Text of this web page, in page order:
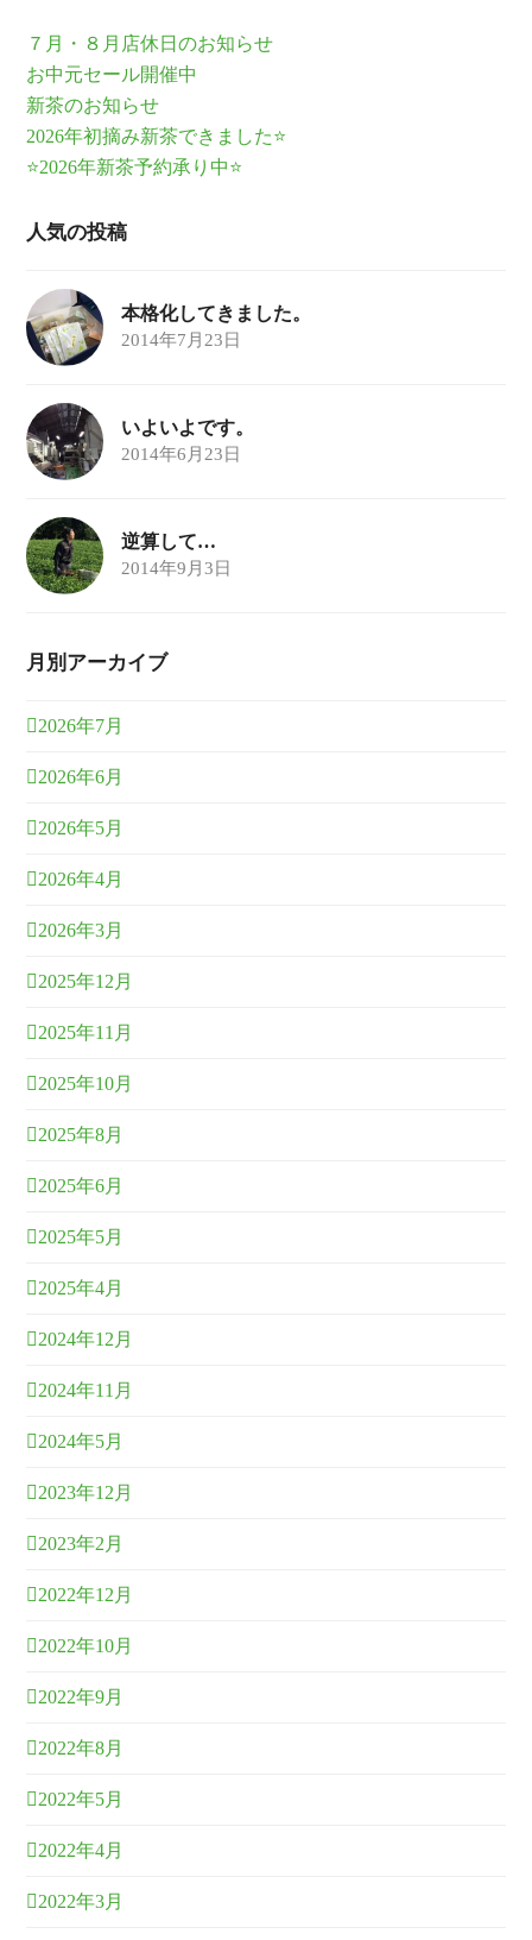
７月・８月店休日のお知らせ
お中元セール開催中
新茶のお知らせ
2026年初摘み新茶できました⭐
⭐2026年新茶予約承り中⭐
人気の投稿
本格化してきました。
2014年7月23日
いよいよです。
2014年6月23日
逆算して…
2014年9月3日
月別アーカイブ
2026年7月
2026年6月
2026年5月
2026年4月
2026年3月
2025年12月
2025年11月
2025年10月
2025年8月
2025年6月
2025年5月
2025年4月
2024年12月
2024年11月
2024年5月
2023年12月
2023年2月
2022年12月
2022年10月
2022年9月
2022年8月
2022年5月
2022年4月
2022年3月